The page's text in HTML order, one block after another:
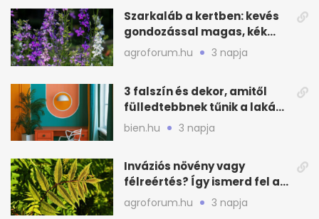
Szarkaláb a kertben: kevés
gondozással magas, kék
virágfalat ad
agroforum.hu 3 napja
3 falszín és dekor, amitől
fülledtebbnek tűnik a lakás
nyáron
bien.hu 3 napja
Inváziós növény vagy
félreértés? Így ismerd fel a
valódi kockázatot
agroforum.hu 3 napja